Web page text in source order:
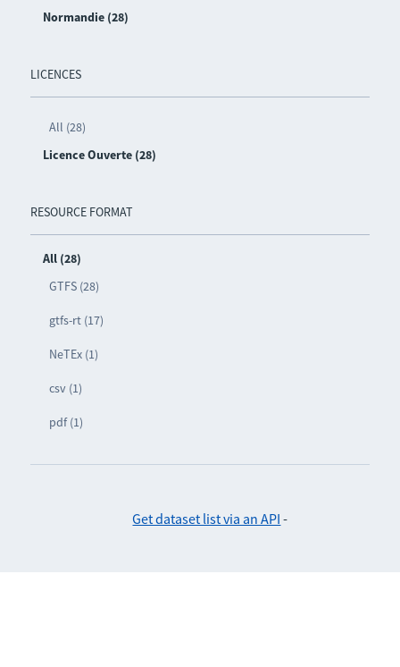
Normandie (28)
LICENCES
All (28)
Licence Ouverte (28)
RESOURCE FORMAT
All (28)
GTFS (28)
gtfs-rt (17)
NeTEx (1)
csv (1)
pdf (1)
Get dataset list via an API -